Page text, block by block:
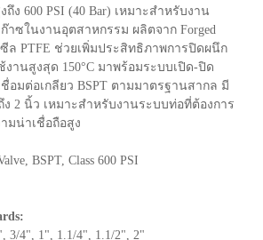
ถึง 600 PSI (40 Bar) เหมาะสำหรับงาน
ซในงานอุตสาหกรรม ผลิตจาก Forged
ซีล PTFE ช่วยเพิ่มประสิทธิภาพการปิดผนึก
านสูงสุด 150°C มาพร้อมระบบเปิด-ปิด
อมต่อเกลียว BSPT ตามมาตรฐานสากล มี
2 นิ้ว เหมาะสำหรับงานระบบท่อที่ต้องการ
มน่าเชื่อถือสูง
BSPT, Class 600 PSI
3/4", 1", 1.1/4", 1.1/2", 2"